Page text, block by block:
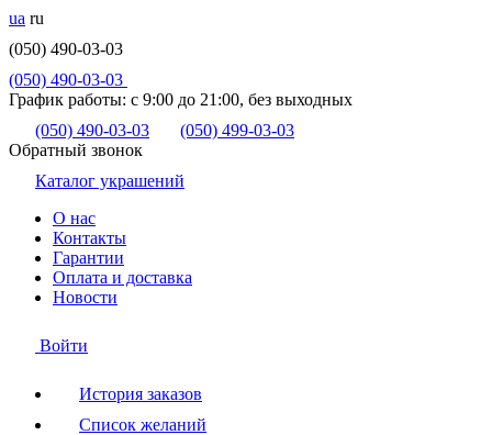
ua ru
(050) 490-03-03
(050) 490-03-03
График работы: с 9:00 до 21:00, без выходных
(050) 490-03-03
(050) 499-03-03
Обратный звонок
Каталог украшений
О нас
Контакты
Гарантии
Оплата и доставка
Новости
Войти
История заказов
Список желаний